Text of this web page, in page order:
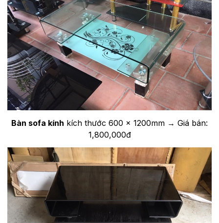
Bàn sofa kính kích thước 600 x 1200mm → Giá bán:
1,800,000đ